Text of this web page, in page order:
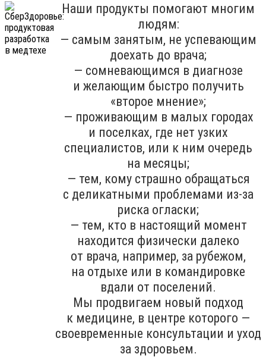
Наши продукты помогают многим
людям:
— самым занятым, не успевающим
доехать до врача;
— сомневающимся в диагнозе
и желающим быстро получить
«второе мнение»;
— проживающим в малых городах
и поселках, где нет узких
специалистов, или к ним очередь
на месяцы;
— тем, кому страшно обращаться
с деликатными проблемами из-за
риска огласки;
— тем, кто в настоящий момент
находится физически далеко
от врача, например, за рубежом,
на отдыхе или в командировке
вдали от поселений.
Мы продвигаем новый подход
к медицине, в центре которого —
своевременные консультации и уход
за здоровьем.